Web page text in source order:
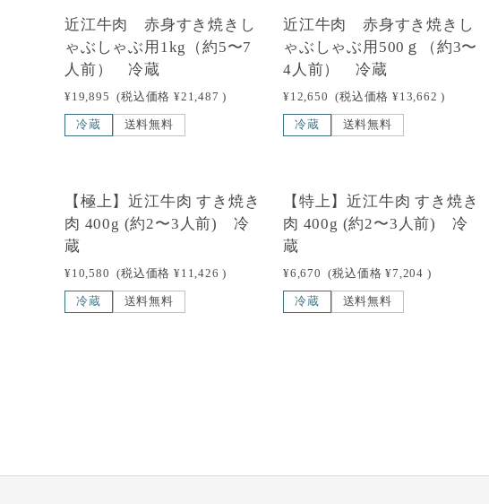
NEW
近江牛肉 赤身すき焼きし
ゃぶしゃぶ用1kg（約5〜7
人前） 冷蔵
¥19,895 (税込価格 ¥21,487 )
冷蔵 送料無料
NEW
近江牛肉 赤身すき焼きし
ゃぶしゃぶ用500ｇ（約3〜
4人前） 冷蔵
¥12,650 (税込価格 ¥13,662 )
冷蔵 送料無料
【極上】近江牛肉 すき焼き
肉 400g (約2〜3人前) 冷
蔵
¥10,580 (税込価格 ¥11,426 )
冷蔵 送料無料
【特上】近江牛肉 すき焼き
肉 400g (約2〜3人前) 冷
蔵
¥6,670 (税込価格 ¥7,204 )
冷蔵 送料無料